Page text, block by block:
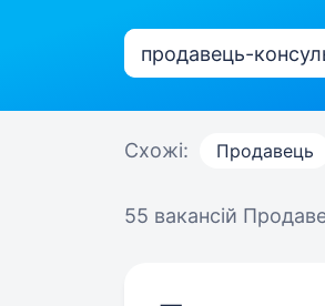
Схожі: Продавець
55 вакансій